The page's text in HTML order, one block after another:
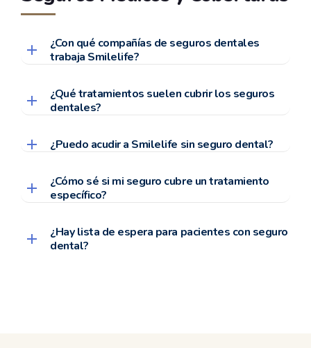
¿Con qué compañías de seguros dentales
trabaja Smilelife?
¿Qué tratamientos suelen cubrir los seguros
dentales?
¿Puedo acudir a Smilelife sin seguro dental?
¿Cómo sé si mi seguro cubre un tratamiento
específico?
¿Hay lista de espera para pacientes con seguro
dental?